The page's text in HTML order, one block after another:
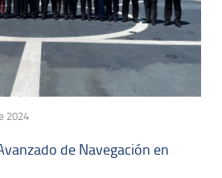
2024
de Navegación en